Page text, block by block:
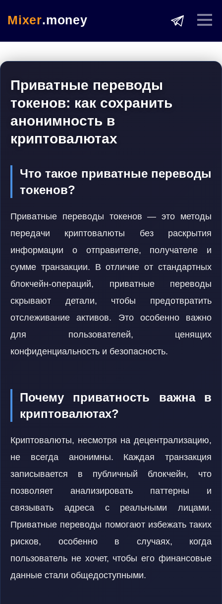
Mixer.money
Приватные переводы
токенов: как сохранить
анонимность в
криптовалютах
Что такое приватные переводы
токенов?
Приватные переводы токенов — это методы
передачи криптовалюты без раскрытия
информации о отправителе, получателе и
сумме транзакции. В отличие от стандартных
блокчейн-операций, приватные переводы
скрывают детали, чтобы предотвратить
отслеживание активов. Это особенно важно
для пользователей, ценящих
конфиденциальность и безопасность.
Почему приватность важна в
криптовалютах?
Криптовалюты, несмотря на децентрализацию,
не всегда анонимны. Каждая транзакция
записывается в публичный блокчейн, что
позволяет анализировать паттерны и
связывать адреса с реальными лицами.
Приватные переводы помогают избежать таких
рисков, особенно в случаях, когда
пользователь не хочет, чтобы его финансовые
данные стали общедоступными.